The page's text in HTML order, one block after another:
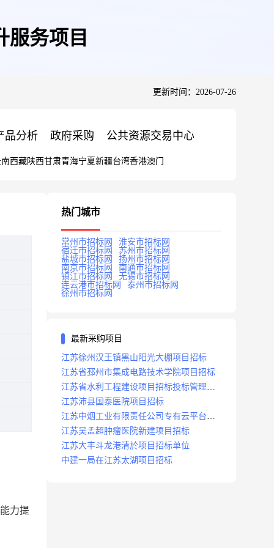
服务项目
更新时间：2026-07-26
品分析 政府采购 公共资源交易中心
西藏陕西甘肃青海宁夏新疆台湾香港澳门
力提
热门城市
常州市招标网
淮安市招标网
宿迁市招标网
苏州市招标网
盐城市招标网
扬州市招标网
南京市招标网
南通市招标网
镇江市招标网
无锡市招标网
连云港市招标网
泰州市招标网
徐州市招标网
最新采购项目
江苏徐州汉王镇黑山阳光大棚项目招标
江苏省邳州市集成电路技术学院项目招标
江苏省水利工程建设项目招标投标管理办
法
江苏沛县国泰医院项目招标
江苏中烟工业有限责任公司专有云平台扩
容项目招标
江苏吴孟超肿瘤医院新建项目招标
江苏大丰斗龙港清於项目招标单位
中建一局在江苏太湖项目招标